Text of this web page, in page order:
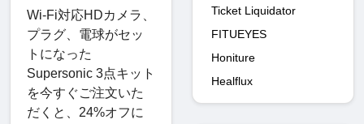
Wi-Fi対応HDカメラ、
プラグ、電球がセッ
トになった
Supersonic 3点キット
を今すぐご注文いた
だくと、24%オフに
Ticket Liquidator
FITUEYES
Honiture
Healflux